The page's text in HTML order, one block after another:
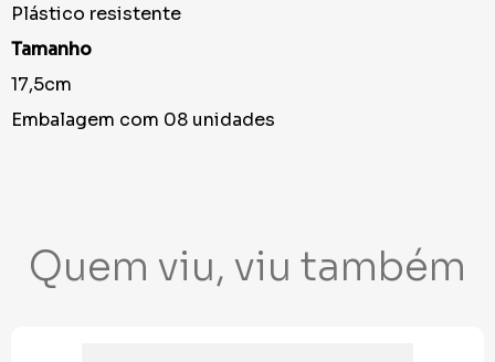
Plástico resistente
Tamanho
17,5cm
Embalagem com 08 unidades
Quem viu, viu também